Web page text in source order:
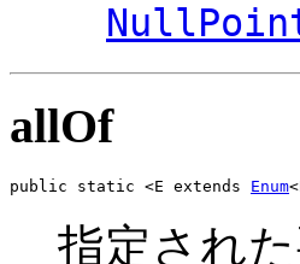
allOf
public static <E extends Enum
指定され